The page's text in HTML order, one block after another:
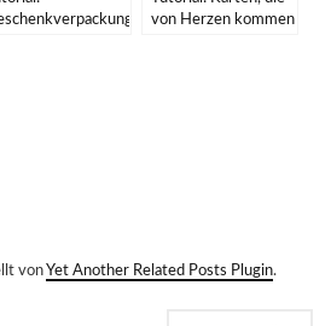
von Herzen kommen
vonYet Another Related Posts Plugin.